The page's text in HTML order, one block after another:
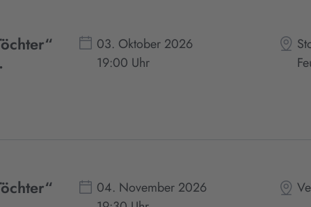
03. Oktober 2026
19:00 Uhr
04. November 2026